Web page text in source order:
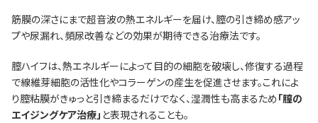
筋膜の深さにまで超音波の熱エネルギーを届け、膣の引き締め感アッ
プや尿漏れ、頻尿改善などの効果が期待できる治療法です。
膣ハイフは、熱エネルギーによって目的の細胞を破壊し、修復する過程
で線維芽細胞の活性化やコラーゲンの産生を促進させます。これによ
り膣粘膜がきゅっと引き締まるだけでなく、湿潤性も高まるため 「膣の
エイジングケア治療」 と表現されることも。